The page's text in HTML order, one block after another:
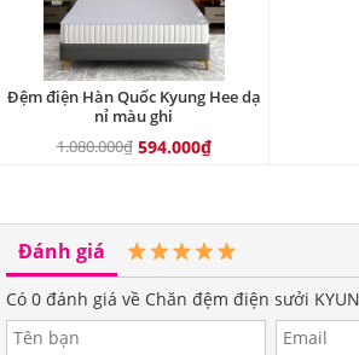
Đệm điện Hàn Quốc Kyung Hee dạ
nỉ màu ghi
1.080.000₫ 594.000₫
Đánh giá
Có 0 đánh giá về Chăn đệm điện sưởi